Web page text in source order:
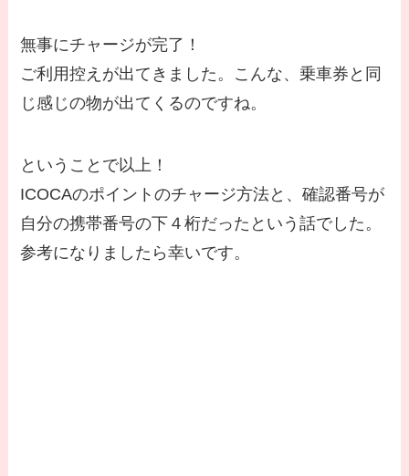
無事にチャージが完了！
ご利用控えが出てきました。こんな、乗車券と同
じ感じの物が出てくるのですね。
ということで以上！
ICOCAのポイントのチャージ方法と、確認番号が
自分の携帯番号の下４桁だったという話でした。
参考になりましたら幸いです。